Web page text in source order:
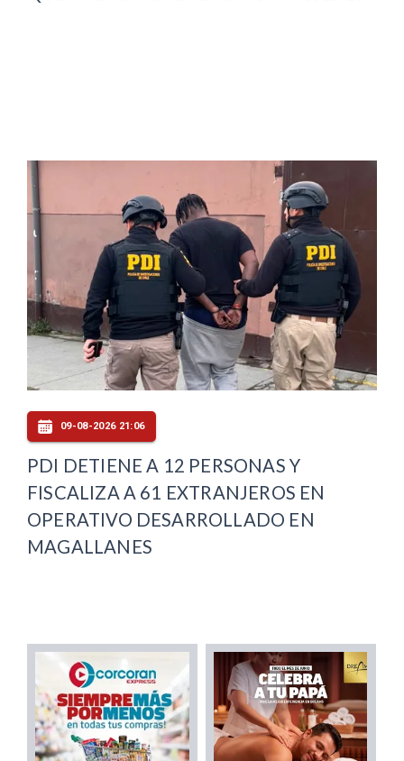
09-08-2026 21:06
PDI DETIENE A 12 PERSONAS Y
FISCALIZA A 61 EXTRANJEROS EN
OPERATIVO DESARROLLADO EN
MAGALLANES